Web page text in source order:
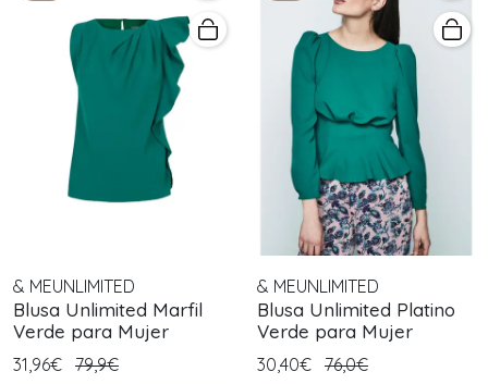
& MEUNLIMITED
Blusa Unlimited Marfil
Verde para Mujer
31,96€ 79,9€
& MEUNLIMITED
Blusa Unlimited Platino
Verde para Mujer
30,40€ 76,0€